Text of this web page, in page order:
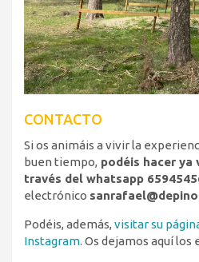
CONTACTO
Si os animáis a vivir la
buen tiempo, podéis hacer ya
través del whatsapp
electrónico
Podéis, además, visitar su
Instagram. Os dejamos aquí los